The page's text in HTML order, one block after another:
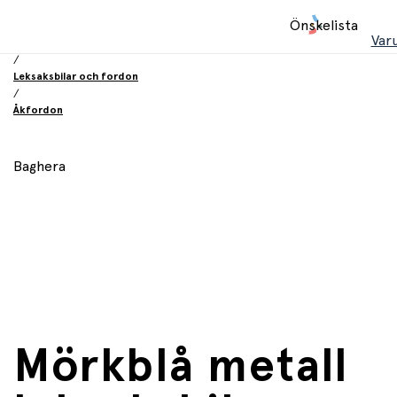
Önskelista
/
Leksaksbilar och fordon
/
Åkfordon
Baghera
Mörkblå metall